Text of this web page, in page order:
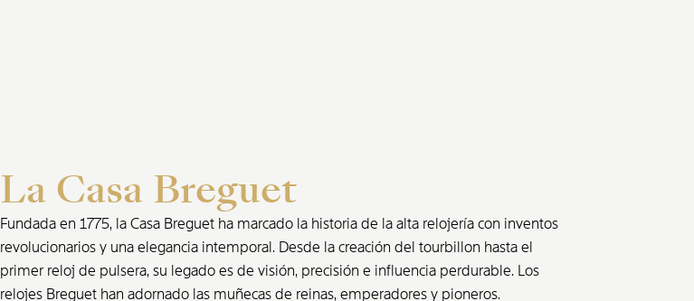
La Casa Breguet
Fundada en 1775, la Casa Breguet ha marcado la historia de la alta relojería con inventos
revolucionarios y una elegancia intemporal. Desde la creación del tourbillon hasta el
primer reloj de pulsera, su legado es de visión, precisión e influencia perdurable. Los
relojes Breguet han adornado las muñecas de reinas, emperadores y pioneros.